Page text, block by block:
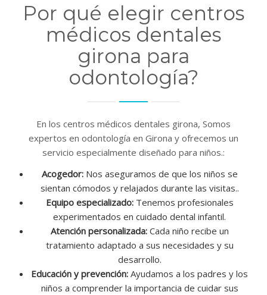
Por qué elegir centros
médicos dentales
girona para
odontología?
En los centros médicos dentales girona, Somos
expertos en odontología en Girona y ofrecemos un
servicio especialmente diseñado para niños.:
Acogedor:Nos aseguramos de que los niños se
sientan cómodos y relajados durante las visitas..
Equipo especializado:Tenemos profesionales
experimentados en cuidado dental infantil.
Atención personalizada:Cada niño recibe un
tratamiento adaptado a sus necesidades y su
desarrollo.
Educación y prevención: Ayudamos a los padres y los
niños a comprender la importancia de cuidar sus